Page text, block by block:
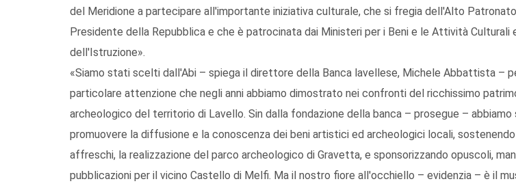
del Meridione a partecipare all'importante iniziativa culturale, che si fregia dell'Alto
Presidente della Repubblica e che è patrocinata dai Ministeri per i Beni e le Attività Culturali
dell'Istruzione».
«Siamo stati scelti dall'Abi – spiega il direttore della Banca lavellese, Michele Abbattista –
particolare attenzione che negli anni abbiamo dimostrato nei confronti del ricchissimo
archeologico del territorio di Lavello. Sin dalla fondazione della banca – prosegue –
promuovere la diffusione e la conoscenza dei beni artistici ed archeologici locali,
affreschi, la realizzazione del parco archeologico di Gravetta, e sponsorizzando opuscoli,
pubblicazioni per il vicino Castello di Melfi. Ma il nostro fiore all'occhiello – evidenzia – è il